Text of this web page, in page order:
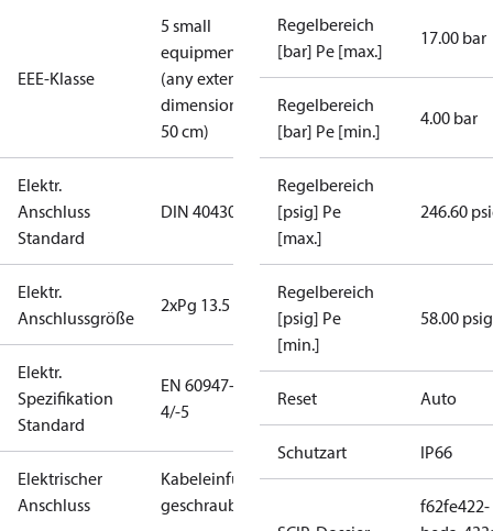
EEE-Klasse
5 small
equipment
(any external
dimension <
50 cm)
Elektr.
Anschluss
Standard
DIN 40430
Elektr.
Anschlussgröße
2xPg 13.5
Elektr.
Spezifikation
Standard
EN 60947-
4/-5
Elektrischer
Anschluss
Kabeleinführung
geschraubt
Regelbereich
[bar] Pe [max.]
17.00 bar
Regelbereich
[bar] Pe [min.]
4.00 bar
Regelbereich
[psig] Pe
[max.]
246.60
Regelbereich
[psig] Pe
[min.]
58.00 psig
Reset Auto
Schutzart IP66
f62fe422-